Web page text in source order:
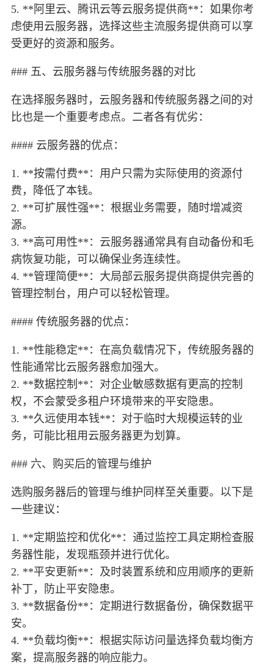
5. **阿里云、腾讯云等云服务提供商**：如果你考
虑使用云服务器，选择这些主流服务提供商可以享
受更好的资源和服务。
### 五、云服务器与传统服务器的对比
在选择服务器时，云服务器和传统服务器之间的对
比也是一个重要考虑点。二者各有优劣：
#### 云服务器的优点：
1. **按需付费**：用户只需为实际使用的资源付
费，降低了本钱。
2. **可扩展性强**：根据业务需要，随时增减资
源。
3. **高可用性**：云服务器通常具有自动备份和毛
病恢复功能，可以确保业务连续性。
4. **管理简便**：大局部云服务提供商提供完善的
管理控制台，用户可以轻松管理。
#### 传统服务器的优点：
1. **性能稳定**：在高负载情况下，传统服务器的
性能通常比云服务器愈加强大。
2. **数据控制**：对企业敏感数据有更高的控制
权，不会蒙受多租户环境带来的平安隐患。
3. **久远使用本钱**：对于临时大规模运转的业
务，可能比租用云服务器更为划算。
### 六、购买后的管理与维护
选购服务器后的管理与维护同样至关重要。以下是
一些建议：
1. **定期监控和优化**：通过监控工具定期检查服
务器性能，发现瓶颈并进行优化。
2. **平安更新**：及时装置系统和应用顺序的更新
补丁，防止平安隐患。
3. **数据备份**：定期进行数据备份，确保数据平
安。
4. **负载均衡**：根据实际访问量选择负载均衡方
案，提高服务器的响应能力。